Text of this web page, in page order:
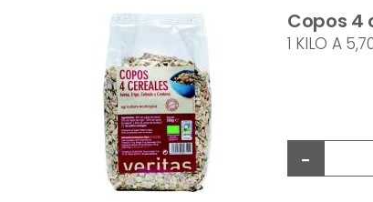
Copos 4
1 KILO A
-